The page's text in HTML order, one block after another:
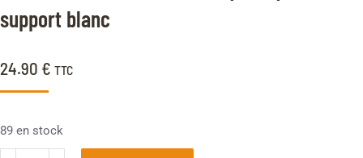
support blanc
24.90 € TTC
89 en stock